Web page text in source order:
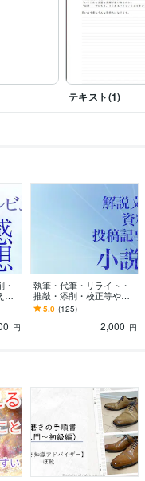
について
のご相談に乗ります
テキスト(1)
系
円
執筆・代筆・リライト・
推敲・添削・校正等やっ
てます ■■■内容をより良
くしたい方のお力になり
5.0 (125)
2,000 円